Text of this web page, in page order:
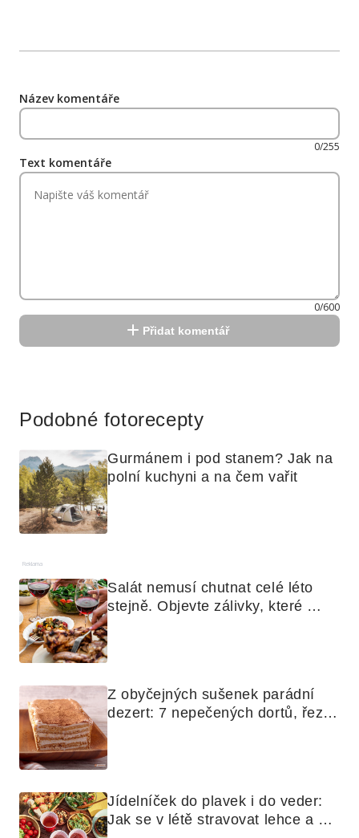
Název komentáře
0/255
Text komentáře
0/600
Přidat komentář
Podobné fotorecepty
Gurmánem i pod stanem? Jak na
polní kuchyni a na čem vařit
Reklama
Salát nemusí chutnat celé léto
stejně. Objevte zálivky, které
Z obyčejných sušenek parádní
dezert: 7 nepečených dortů, řezů
Jídelníček do plavek i do veder:
Jak se v létě stravovat lehce a